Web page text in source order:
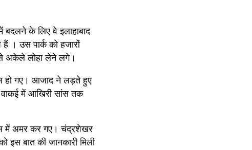
के लिए वे इलाहाबाद
उस पार्क को हजारों
अकेले लोहा लेने लगे।
हो गए। आजाद ने लड़ते हुए
में आखिरी सांस तक
में अमर कर गए। चंद्रशेखर
बात की जानकारी मिली